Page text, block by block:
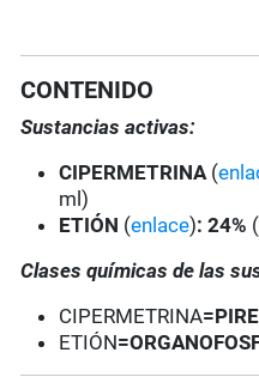
CONTENIDO
Sustancias activas:
CIPERMETRINA (
ml)
ETIÓN (enlace): 24%
Clases químicas de las
CIPERMETRINA
ETIÓN